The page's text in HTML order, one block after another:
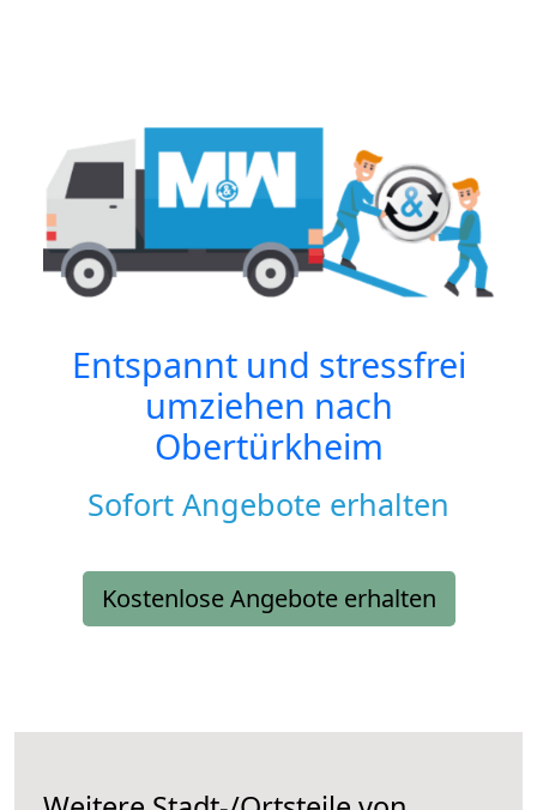
Entspannt und stressfrei
umziehen nach
Obertürkheim
Sofort Angebote erhalten
Kostenlose Angebote erhalten